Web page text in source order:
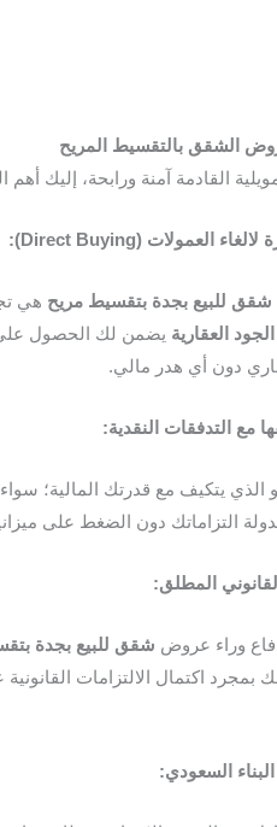
الشقق بالتقسيط المريح
القادمة آمنة ورابحة، إليك أهم
لالغاء العمولات (
Direct Buying
):
شقق للبيع بجدة بتقسيط مريح هي
الجود العقارية يضمن لك الحصول على
دون أي هدر مالي.
مع التدفقات النقدية:
الذي يتكيف مع قدرتك المالية؛
التزاماتك دون الضغط على
القانوني المطلق:
وراء عروض شقق للبيع بجدة
بمجرد اكتمال الالتزامات
البناء السعودي: